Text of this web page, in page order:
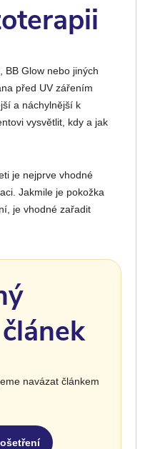
BB Glow nebo jiných
před UV zářením
a náchylnější k
vysvětlit, kdy a jak
je nejprve vhodné
Jakmile je pokožka
je vhodné zařadit
navázat článkem